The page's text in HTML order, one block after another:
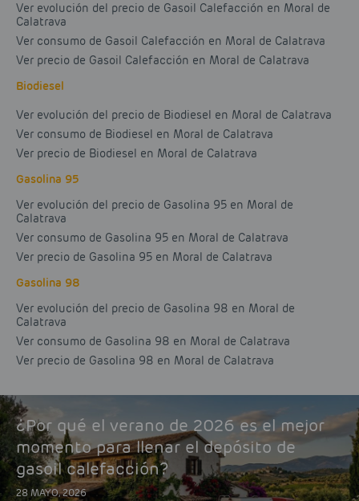
Ver evolución del precio de Gasoil Calefacción en Moral de
Calatrava
Ver consumo de Gasoil Calefacción en Moral de Calatrava
Ver precio de Gasoil Calefacción en Moral de Calatrava
Biodiesel
Ver evolución del precio de Biodiesel en Moral de Calatrava
Ver consumo de Biodiesel en Moral de Calatrava
Ver precio de Biodiesel en Moral de Calatrava
Gasolina 95
Ver evolución del precio de Gasolina 95 en Moral de
Calatrava
Ver consumo de Gasolina 95 en Moral de Calatrava
Ver precio de Gasolina 95 en Moral de Calatrava
Gasolina 98
Ver evolución del precio de Gasolina 98 en Moral de
Calatrava
Ver consumo de Gasolina 98 en Moral de Calatrava
Ver precio de Gasolina 98 en Moral de Calatrava
¿Por qué el verano de 2026 es el mejor
momento para llenar el depósito de
gasoil calefacción?
28 MAYO, 2026